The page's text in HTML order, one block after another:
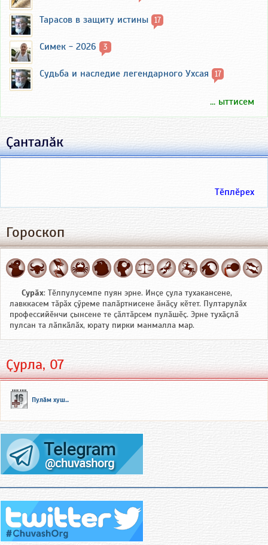
Тарасов в защиту истины 17
Симек - 2026 3
Судьба и наследие легендарного Ухсая 17
... ыттисем
Ҫанталӑк
Тӗплӗрех
Гороскоп
Сурӑх: Тӗлпулусемпе пуян эрне. Инҫе ҫула тухакансене,
лавккасем тӑрӑх ҫӳреме палӑртнисене ӑнӑҫу кӗтет. Пултарулӑх
профессийӗнчи ҫынсене те ҫӑлтӑрсем пулӑшӗҫ. Эрне тухӑҫлӑ
пулсан та лӑпкӑлӑх, юрату пирки манмалла мар.
Ҫурла, 07
Пулӑм хуш...